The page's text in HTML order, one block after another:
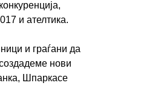
и ателтика.
и граѓани да
нови
Шпаркасе